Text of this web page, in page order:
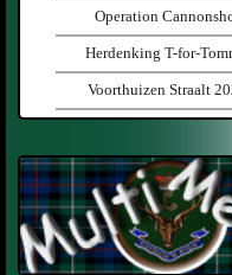
Operation
Herdenking T-for-
Voorthuizen Straalt